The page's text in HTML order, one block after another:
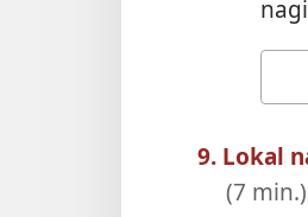
9. Lokal
(7 min.)